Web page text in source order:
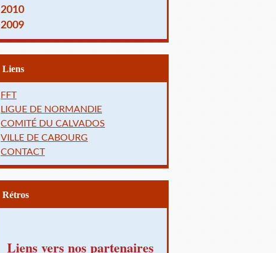
2010
2009
Liens
FFT
LIGUE DE NORMANDIE
COMITÉ DU CALVADOS
VILLE DE CABOURG
CONTACT
Rétros
Liens vers nos partenaires